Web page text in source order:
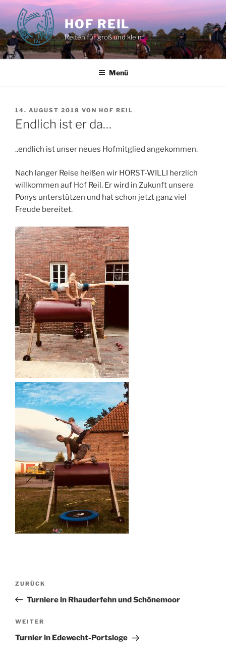
Zum
Inhalt
springen
HOF REIL
Reiten für groß und klein
Menü
VERÖFFENTLICHT
AM
14. AUGUST 2018 VON HOF REIL
Endlich ist er da…
..endlich ist unser neues Hofmitglied angekommen.
Nach langer Reise heißen wir HORST-WILLI herzlich
willkommen auf Hof Reil. Er wird in Zukunft unsere
Ponys unterstützen und hat schon jetzt ganz viel
Freude bereitet.
Beitragsnavigation
Vorheriger
Beitrag
ZURÜCK
Turniere in Rhauderfehn und Schönemoor
Nächster
Beitrag
WEITER
Turnier in Edewecht-Portsloge